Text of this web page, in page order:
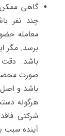
گاهی
چند نفر
معامله
برسد. مگر
باشد. دقت
صورت
باشد و
هرگونه
شرکتی
آینده سبب